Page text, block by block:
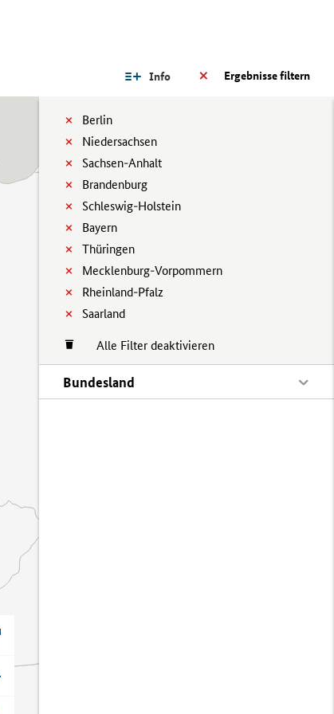
Ergebnisse filtern
Info
Berlin
Niedersachsen
Sachsen-Anhalt
Brandenburg
Schleswig-Holstein
Bayern
Thüringen
Mecklenburg-Vorpommern
Rheinland-Pfalz
Saarland
Alle Filter deaktivieren
Bundesland